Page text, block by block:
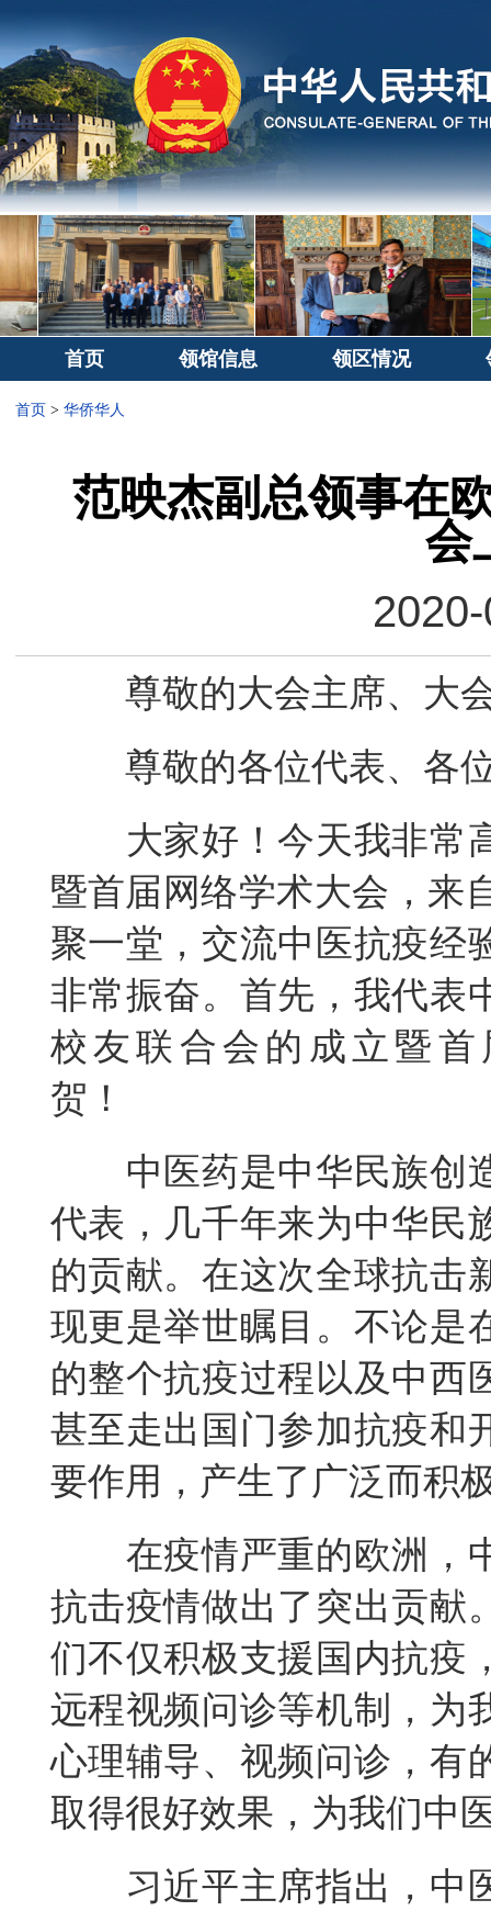
首页 领馆信息 领区情况
首页 > 华侨华人
范映杰副总领事在
会
尊敬的大会主席、大
尊敬的各位代表、各
大家好！今天我非常
暨首届网络学术大会，来
聚一堂，交流中医抗疫经
非常振奋。首先，我代表
校友联合会的成立暨
贺！
中医药是中华民族创
代表，几千年来为中华民
的贡献。在这次全球抗击
现更是举世瞩目。不论是
的整个抗疫过程以及中西
甚至走出国门参加抗疫和
要作用，产生了广泛而积
在疫情严重的欧洲，
抗击疫情做出了突出贡献
们不仅积极支援国内抗疫
远程视频问诊等机制，为
心理辅导、视频问诊，有
取得很好效果，为我们中
习近平主席指出，中